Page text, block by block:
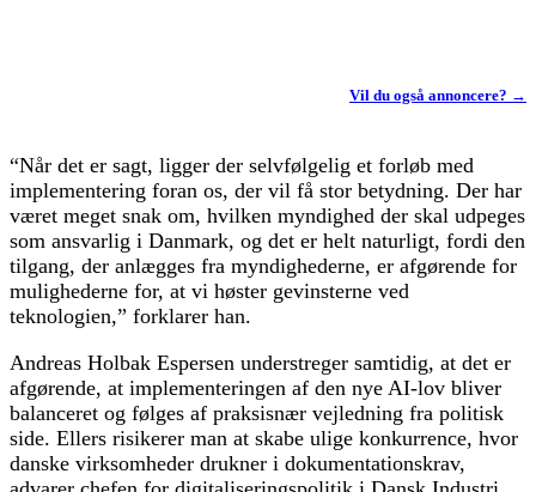
Vil du også annoncere? →
“Når det er sagt, ligger der selvfølgelig et forløb med
implementering foran os, der vil få stor betydning. Der har
været meget snak om, hvilken myndighed der skal udpeges
som ansvarlig i Danmark, og det er helt naturligt, fordi den
tilgang, der anlægges fra myndighederne, er afgørende for
mulighederne for, at vi høster gevinsterne ved
teknologien,” forklarer han.
Andreas Holbak Espersen understreger samtidig, at det er
afgørende, at implementeringen af den nye AI-lov bliver
balanceret og følges af praksisnær vejledning fra politisk
side. Ellers risikerer man at skabe ulige konkurrence, hvor
danske virksomheder drukner i dokumentationskrav,